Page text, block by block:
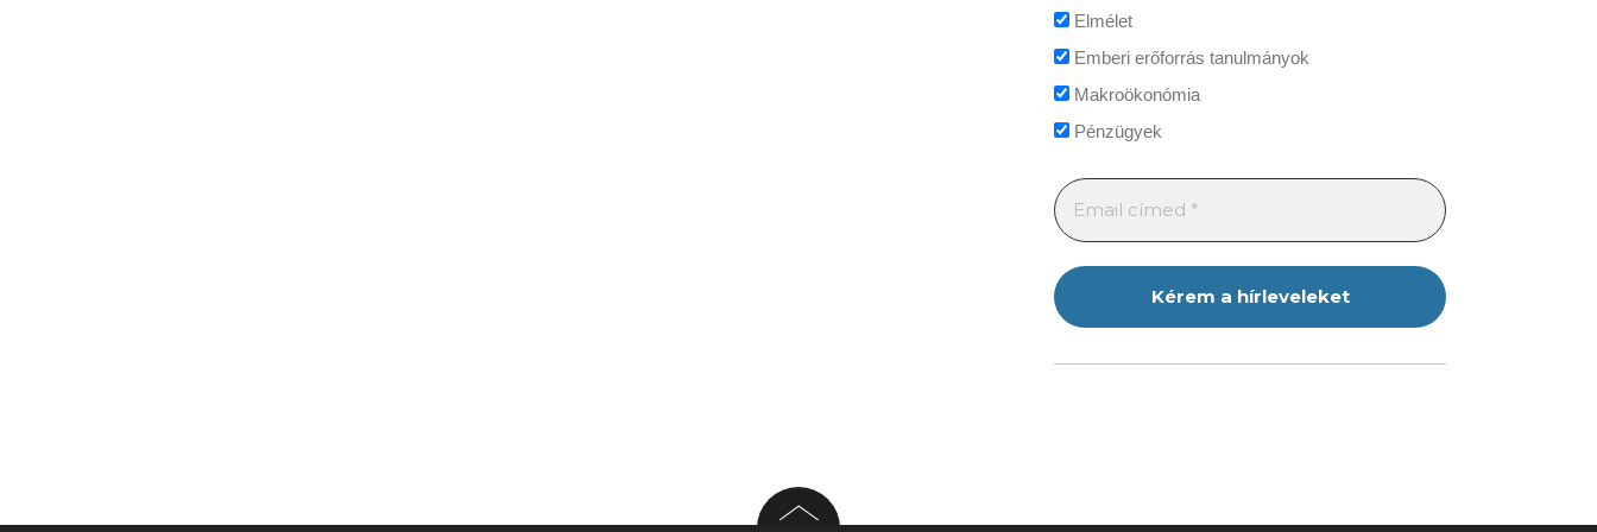
Elmélet
Emberi erőforrás tanulmányok
Makroökonómia
Pénzügyek